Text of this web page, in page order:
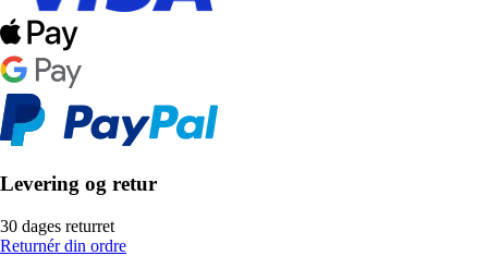
Levering og retur
30 dages returret
Returnér din ordre